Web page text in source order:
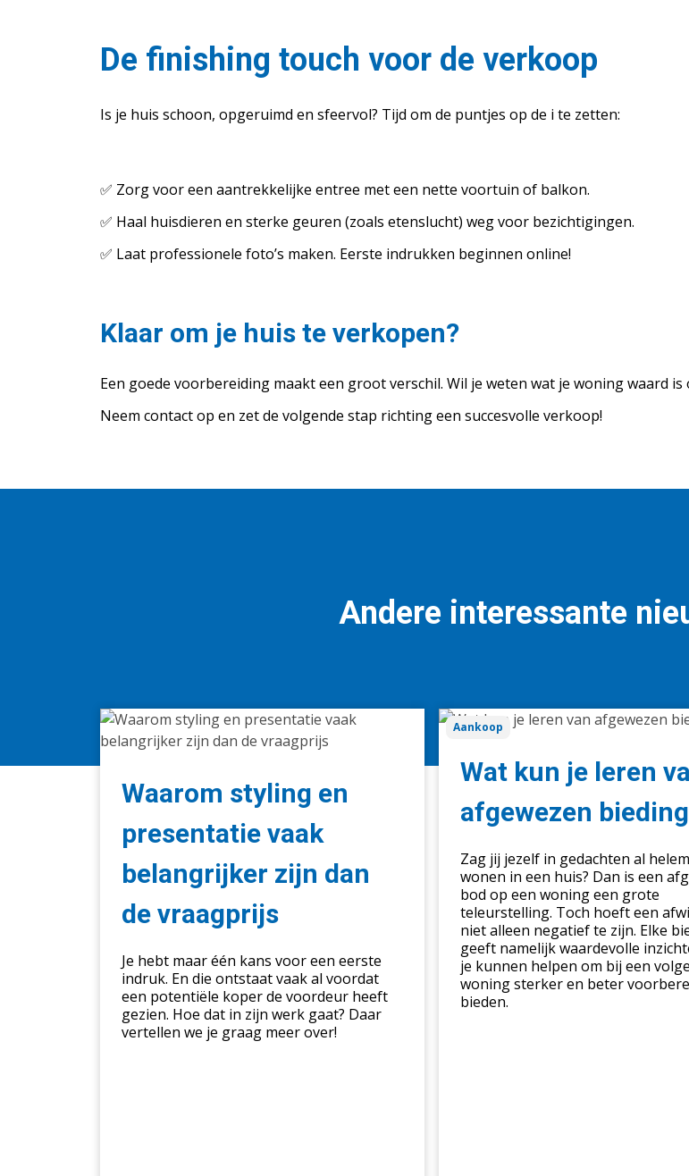
De finishing touch voor de verkoop
Is je huis schoon, opgeruimd en sfeervol? Tijd om de puntjes op de i te zetten:
✅ Zorg voor een aantrekkelijke entree met een nette voortuin of balkon.
✅ Haal huisdieren en sterke geuren (zoals etenslucht) weg voor bezichtigingen.
✅ Laat professionele foto’s maken. Eerste indrukken beginnen online!
Klaar om je huis te verkopen?
Een goede voorbereiding maakt een groot verschil. Wil je weten wat je woning waard
Neem contact op en zet de volgende stap richting een succesvolle verkoop!
Andere interessante
Waarom
styling
en
presentatie
vaak
belangrijker
dan
vraagprijs
Waarom styling en
presentatie vaak
belangrijker zijn dan
de vraagprijs
Je hebt maar één kans voor een eerste
indruk. En die ontstaat vaak al voordat
een potentiële koper de voordeur heeft
gezien. Hoe dat in zijn werk gaat? Daar
vertellen we je graag meer over!
Wat
je
leren
van
afgewezen
Aankoop
Wat kun je leren
afgewezen
Zag jij jezelf in gedachten al
wonen in een huis? Dan is een
bod op een woning een grote
teleurstelling. Toch hoeft een
niet alleen negatief te zijn. Elke
geeft namelijk waardevolle
je kunnen helpen om bij een
woning sterker en beter
bieden.